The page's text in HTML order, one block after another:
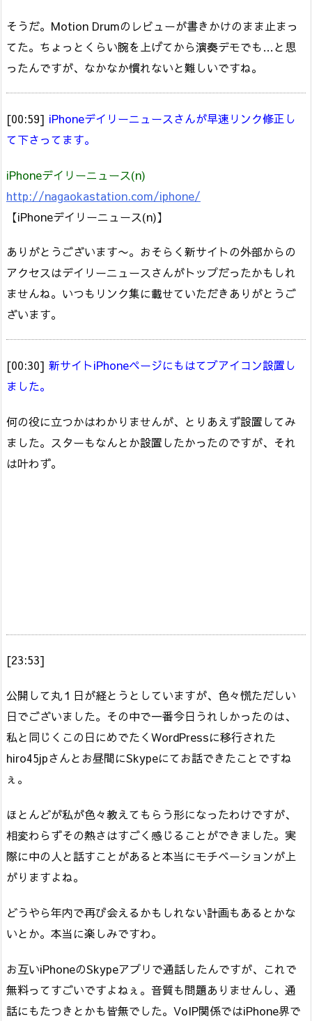
そうだ。Motion Drumのレビューが書きかけのまま止まっ
てた。ちょっとくらい腕を上げてから演奏デモでも…と思
ったんですが、なかなか慣れないと難しいですね。
[00:59] iPhoneデイリーニュースさんが早速リンク修正し
て下さってます。
iPhoneデイリーニュース(n)
http://nagaokastation.com/iphone/
【iPhoneデイリーニュース(n)】
ありがとうございます〜。おそらく新サイトの外部からの
アクセスはデイリーニュースさんがトップだったかもしれ
ませんね。いつもリンク集に載せていただきありがとうご
ざいます。
[00:30] 新サイトiPhoneページにもはてブアイコン設置し
ました。
何の役に立つかはわかりませんが、とりあえず設置してみ
ました。スターもなんとか設置したかったのですが、それ
は叶わず。
[23:53]
公開して丸１日が経とうとしていますが、色々慌ただしい
日でございました。その中で一番今日うれしかったのは、
私と同じくこの日にめでたくWordPressに移行された
hiro45jpさんとお昼間にSkypeにてお話できたことですね
ぇ。
ほとんどが私が色々教えてもらう形になったわけですが、
相変わらずその熱さはすごく感じることができました。実
際に中の人と話すことがあると本当にモチベーションが上
がりますよね。
どうやら年内で再び会えるかもしれない計画もあるとかな
いとか。本当に楽しみですわ。
お互いiPhoneのSkypeアプリで通話したんですが、これで
無料ってすごいですよねぇ。音質も問題ありませんし、通
話にもたつきとかも皆無でした。VoIP関係ではiPhone界で